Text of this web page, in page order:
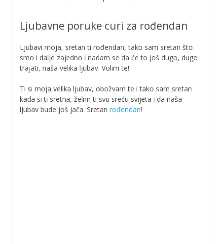
Ljubavne poruke curi za rođendan
Ljubavi moja, sretan ti rođendan, tako sam sretan što
smo i dalje zajedno i nadam se da će to još dugo, dugo
trajati, naša velika ljubav. Volim te!
Ti si moja velika ljubav, obožvam te i tako sam sretan
kada si ti sretna, želim ti svu sreću svijeta i da naša
ljubav bude još jača. Sretan rođendan!